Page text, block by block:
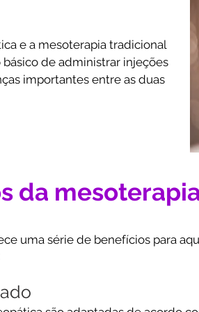
e a mesoterapia tradicional
de administrar injeções
importantes entre as duas
podem ter efeitos colaterais e
os pacientes.
produtos homeopáticos
de acordo com as
Esses produtos são
convencionais.
da
uma série de benefícios para